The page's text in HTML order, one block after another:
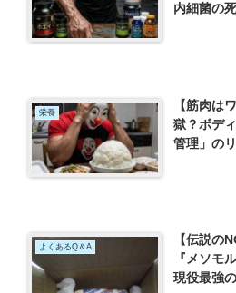
内細菌の
栄養
【筋肉は
獄？ボデ
管理」の
よくあるQ＆A
【伝説の
『メソモ
現役最強